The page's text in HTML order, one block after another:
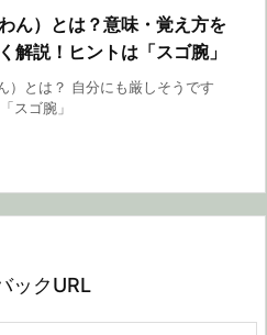
ん）とは？意味・覚え方を
解説！ヒントは「スゴ腕」
）とは？ 自分にも厳しそうです
スゴ腕」
ックURL